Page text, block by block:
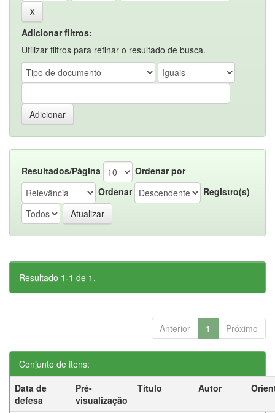
Adicionar filtros:
Utilizar filtros para refinar o resultado de busca.
Resultados/Página
Ordenar por
Ordenar
Registro(s)
Resultado 1-1 de 1.
Anterior 1 Próximo
Conjunto de itens:
Data de
defesa
Pré-
visualização
Título Autor